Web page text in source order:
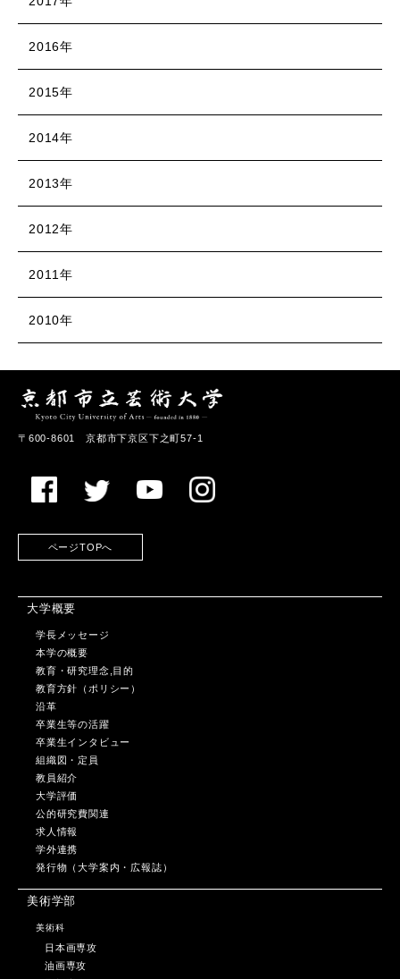
2016年
2015年
2014年
2013年
2012年
2011年
2010年
〒600-8601 京都市下京区下之町57-1
ページTOPへ
大学概要
学長メッセージ
本学の概要
教育・研究理念,目的
教育方針（ポリシー）
沿革
卒業生等の活躍
卒業生インタビュー
組織図・定員
教員紹介
大学評価
公的研究費関連
求人情報
学外連携
発行物（大学案内・広報誌）
美術学部
美術科
日本画専攻
油画専攻